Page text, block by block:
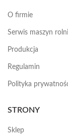
O firmie
Serwis maszyn
Produkcja
Regulamin
Polityka
STRONY
Sklep